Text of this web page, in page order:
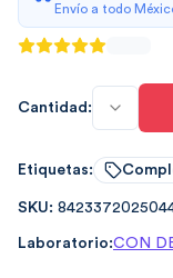
Envío a todo
Cantidad:
Etiquetas:
SKU:
Laboratorio:CON